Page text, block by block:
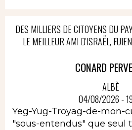
DES MILLIERS DE CITOYENS DU
LE MEILLEUR AMI D'ISRAËL,
CONARD
ALBÈ
04/08/2026 -
Yeg-Yug-Troyag-de-mon-
"sous-entendus" que seul